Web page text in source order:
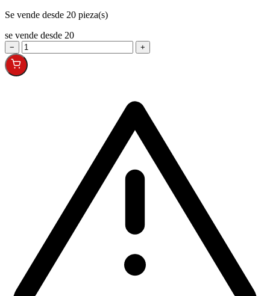
Se vende desde 20 pieza(s)
se vende desde 20
− +